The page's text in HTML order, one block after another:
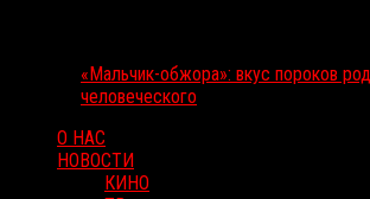
«Мальчик-обжора»: вкус пороков
человеческого
О НАС
НОВОСТИ
КИНО